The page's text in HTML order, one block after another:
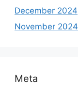
December 2024
November 2024
Meta